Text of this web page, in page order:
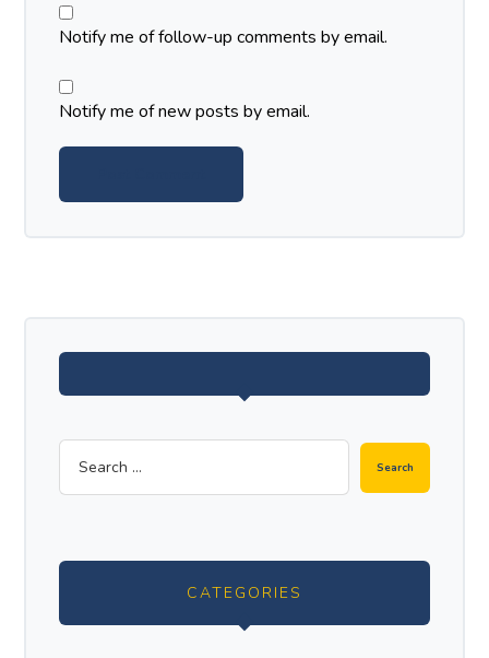
Notify me of follow-up comments by email.
Notify me of new posts by email.
CATEGORIES